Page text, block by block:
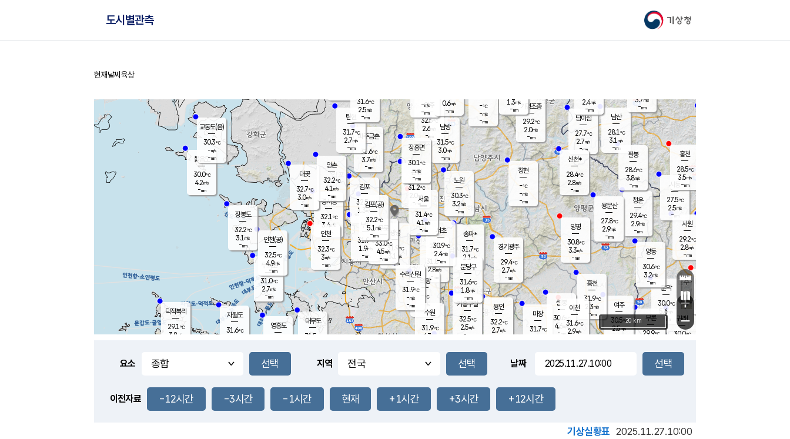
기상청
도시별관측
홈
현재날씨 육상
풍도
3.1m/s
문막
30.0℃
5.6m/s
mm
남이섬
27.7℃
2.7m/s
-mm
무의도
31.0℃
2.7m/s
-mm
영흥도
볼음도
30.0℃
4.2m/s
-mm
자월도
31.6℃
양주
32.5℃
2.6
-mm
부론
29.9℃
과천
31.8℃
2.8m/s
- mm
남산
28.1℃
3.1 m/s
-mm
장봉도
32.2℃
3.1 m/s
-mm
-mm
청운
29.4℃
2.9m/s
-mm
팔봉
28.6℃
3.8m/s
-mm
-mm
용인
32.2℃
2.7m/s
여주
30.5℃
2.5m/s
양동
30.6℃
3.2m/s
-mm
경기광주
29.4℃
2.7m/s
-mm
장호원
2.4m/s
-mm
31.1
℃
대부도
31.5
-
경서동
32.1℃
3.4 m/s
-mm
파주금촌
31.6℃
3.7m/s
-mm
가평조종
29.2℃
2.0m/s
-mm
-℃
-m/s
-mm
대곶
32.7℃
3.0m/s
-mm
신천*
28.4℃
2.8m/s
-mm
창현
-℃
-m/s
-mm
탄현
31.7℃
2.7m/s
-mm
1.3m/s
-mm
32.3℃
2.2m/s
-mm
흥천
31.9℃
2.3m/s
-mm
마장
31.7℃
의왕
- ℃
m/s
mm
김포
32.5℃
1.3 m/s
mm
설봉
30.6
4.6 m/s
- mm
광명
31.9 ℃
3.1 m/s
-mm
부천
31.9℃
1.9m/s
-mm
-mm
양촌
32.2℃
4.1 m/s
-mm
구로
33.0℃
4.5m/s
-mm
은평
31.2℃
2.0 m/s
- mm
노원
30.3℃
3.2m/s
-mm
송파*
31.7℃
2.1 m/s
-mm
서초
30.9℃
2.4m/s
-mm
남방
31.5℃
3.0m/s
-mm
기흥구갈
32.5℃
2.5m/s
-
수리산길
31.9℃
-m/s
-mm
분당구
31.6℃
1.8m/s
-mm
장흥면
30.1℃
-m/s
-mm
-m/s
-mm
시동
27.5℃
2.5m/s
- mm
귀래
30.0℃
서원
29.2℃
2.8m/s
-mm
용문산
27.8℃
2.9m/s
-mm
덕적북리
29.1℃
3.8 m/s
인천(공)
32.5℃
4.9m/s
-mm
김포(공)
32.2℃
5.1 m/s
-mm
교동도(음)
30.3℃
-m/s
-mm
홍천
28.5℃
3.5m/s
-mm
이천
31.6℃
2.9m/s
양평
30.8℃
3.3m/s
-mm
수원
31.9℃
4.3 m/s
인천
32.3℃
3m/s
-mm
서울
31.4℃
4.1 m/s
-mm
3.7 m/s
-mm
31.6℃
2.5m/s
-mm
0.6m/s
-mm
+
−
20 km
요소 지역 날짜
이전자료 -12시간 -3시간 -1시간 현재 +1시간 +3시간 +12시간
기상실황표 2025.11.27.10:00